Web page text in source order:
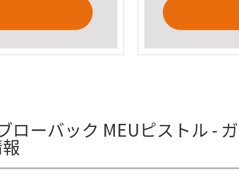
ローバック MEUピストル -